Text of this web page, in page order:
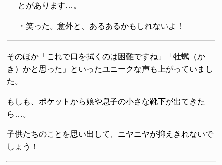
とがあります…。
・笑った。意外と、あるあるかもしれないよ！
そのほか「これで口を拭くのは困難ですね」「牡蠣（か
き）かと思った」といったユニークな声も上がっていまし
た。
もしも、ポケットから娘や息子の小さな靴下が出てきた
ら…。
子供たちのことを思い出して、ニヤニヤが抑えきれないで
しょう！